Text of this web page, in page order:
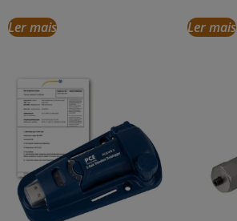
Ler mais Ler mais